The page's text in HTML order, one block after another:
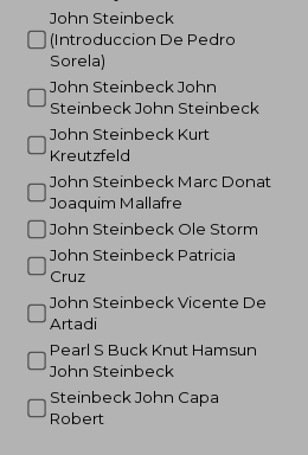
John Steinbeck
(Introduccion De Pedro
Sorela)
John Steinbeck John
Steinbeck John Steinbeck
John Steinbeck Kurt
Kreutzfeld
John Steinbeck Marc Donat
Joaquim Mallafre
John Steinbeck Ole Storm
John Steinbeck Patricia
Cruz
John Steinbeck Vicente De
Artadi
Pearl S Buck Knut Hamsun
John Steinbeck
Steinbeck John Capa
Robert